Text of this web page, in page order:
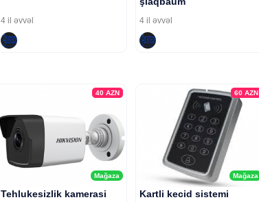
4 il əvvəl 4 il əvvəl
Mağaza
40 AZN
Tehlukesizlik kamerasi
Mağaza
60 AZN
Kartli kecid sistemi